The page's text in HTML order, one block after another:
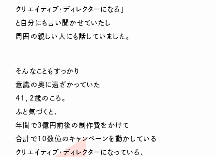
クリエイティブ・ディレクターになる」
と自分にも言い聞かせていたし
周囲の親しい人にも話していました。
そんなこともすっかり
意識の奥に遠ざかっていた
41，2歳のころ。
ふと気づくと、
年間で3億円前後の制作費をかけて
合計で10数億のキャンペーンを動かしている
クリエイティブ・ディレクターになっている、